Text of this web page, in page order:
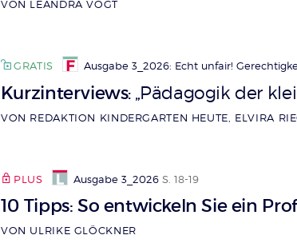
VON LEANDRA VOGT
GRATIS Ausgabe 3_2026: Echt unfair!
Kurzinterviews: „Pädagogik der
VON REDAKTION KINDERGARTEN HEUTE, ELVIRA
PLUS Ausgabe 3_2026 S. 18-19
10 Tipps: So entwickeln Sie ein
VON ULRIKE GLÖCKNER